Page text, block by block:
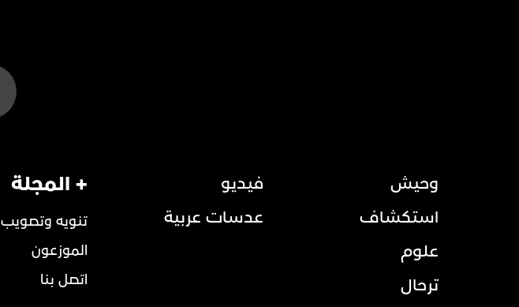
وحيش
استكشاف
علوم
ترحال
فيديو
عدسات عربية
+ المجلة
تنويه وتصويب
الموزعون
اتصل بنا